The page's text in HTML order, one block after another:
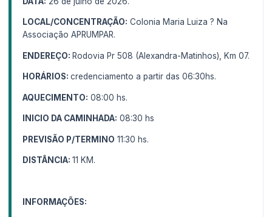
LOCAL/CONCENTRAÇÃO: Colonia Maria Luiza ? Na
Associação APRUMPAR.
ENDEREÇO: Rodovia Pr 508 (Alexandra-Matinhos), Km 07.
HORÁRIOS: credenciamento a partir das 06:30hs.
AQUECIMENTO: 08:00 hs.
INICIO DA CAMINHADA: 08:30 hs
PREVISÃO P/TERMINO 11:30 hs.
DISTÂNCIA: 11 KM.
INFORMAÇÕES: